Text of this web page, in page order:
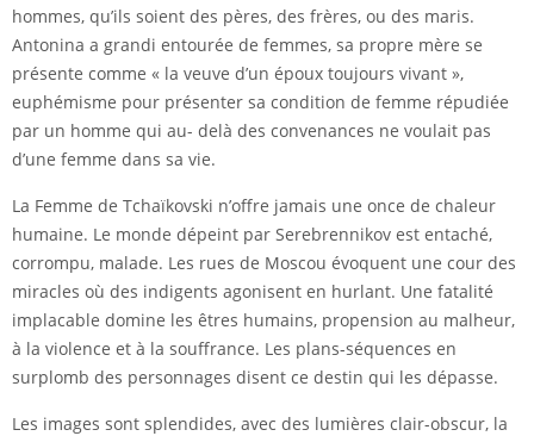
hommes, qu’ils soient des pères, des frères, ou des maris.
Antonina a grandi entourée de femmes, sa propre mère se
présente comme « la veuve d’un époux toujours vivant »,
euphémisme pour présenter sa condition de femme répudiée
par un homme qui au- delà des convenances ne voulait pas
d’une femme dans sa vie.
La Femme de Tchaïkovski n’offre jamais une once de chaleur
humaine. Le monde dépeint par Serebrennikov est entaché,
corrompu, malade. Les rues de Moscou évoquent une cour des
miracles où des indigents agonisent en hurlant. Une fatalité
implacable domine les êtres humains, propension au malheur,
à la violence et à la souffrance. Les plans-séquences en
surplomb des personnages disent ce destin qui les dépasse.
Les images sont splendides, avec des lumières clair-obscur, la